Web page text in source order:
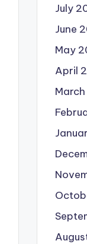
July
June
May
April